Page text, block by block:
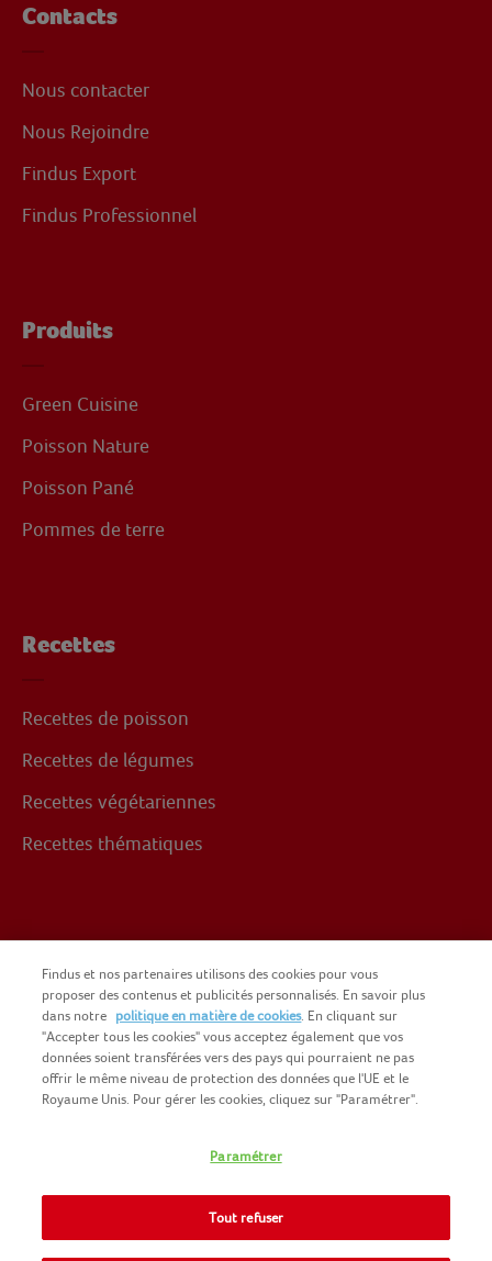
Contacts
Nous contacter
Nous Rejoindre
Findus Export
Findus Professionnel
Produits
Green Cuisine
Poisson Nature
Poisson Pané
Pommes de terre
Recettes
Recettes de poisson
Recettes de légumes
Recettes végétariennes
Recettes thématiques
Facebook
NOMAD FOODS
CGU DU SITE
INFORMATIONS LÉGALES
Findus et nos partenaires utilisons des cookies pour vous
proposer des contenus et publicités personnalisés. En savoir plus
dans notre politique en matière de cookies. En cliquant sur
"Accepter tous les cookies" vous acceptez également que vos
données soient transférées vers des pays qui pourraient ne pas
offrir le même niveau de protection des données que l'UE et le
Royaume Unis. Pour gérer les cookies, cliquez sur "Paramétrer".
Paramétrer
Tout refuser